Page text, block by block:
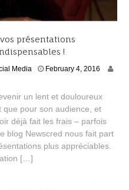
présentations
!
Media February 4, 2016
c
h
3
,
un lent et douloureux
que pour son audience, et
déjà fait les frais – parfois
blog Newscred nous fait part
plus appréciables.
[…]